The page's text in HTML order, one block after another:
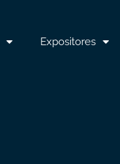
Expositores